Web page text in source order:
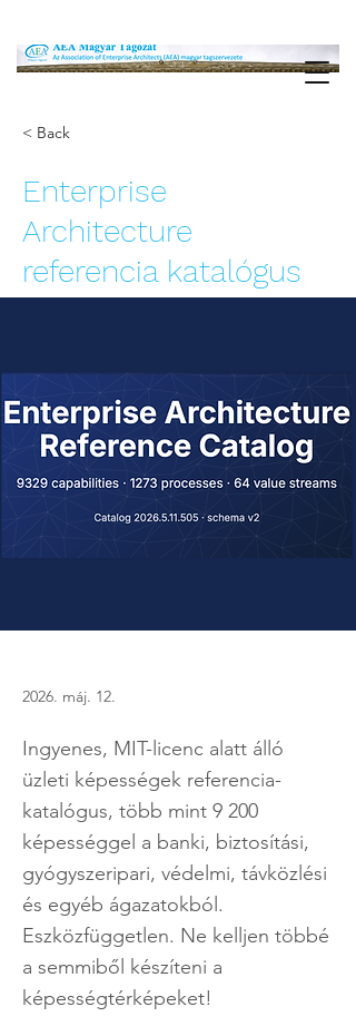
< Back
Enterprise
Architecture
referencia katalógus
2026. máj. 12.
Ingyenes, MIT-licenc alatt álló
üzleti képességek referencia-
katalógus, több mint 9 200
képességgel a banki, biztosítási,
gyógyszeripari, védelmi, távközlési
és egyéb ágazatokból.
Eszközfüggetlen. Ne kelljen többé
a semmiből készíteni a
képességtérképeket!